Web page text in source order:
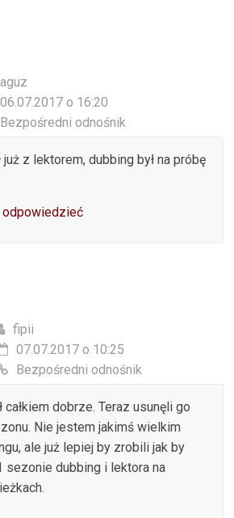
06.07.2017 o 16:20
Bezpośredni odnośnik
już z lektorem, dubbing był na próbę
odpowiedzieć
fipii
07.07.2017 o 10:25
Bezpośredni odnośnik
całkiem dobrze. Teraz usunęli go
Nie jestem jakimś wielkim
ale już lepiej by zrobili jak by
sezonie dubbing i lektora na